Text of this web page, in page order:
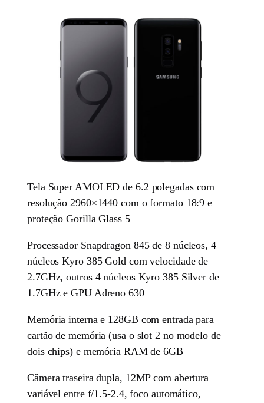
Tela Super AMOLED de 6.2 polegadas com
resolução 2960×1440 com o formato 18:9 e
proteção Gorilla Glass 5
Processador Snapdragon 845 de 8 núcleos, 4
núcleos Kyro 385 Gold com velocidade de
2.7GHz, outros 4 núcleos Kyro 385 Silver de
1.7GHz e GPU Adreno 630
Memória interna e 128GB com entrada para
cartão de memória (usa o slot 2 no modelo de
dois chips) e memória RAM de 6GB
Câmera traseira dupla, 12MP com abertura
variável entre f/1.5-2.4, foco automático,